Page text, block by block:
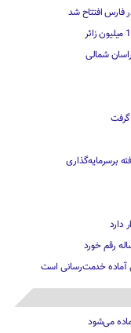
آماده خدمت‌رسانی است
می‌شود